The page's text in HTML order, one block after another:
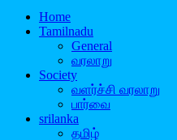
Home
Tamilnadu
General
வரலாறு
Society
வளர்ச்சி வரலாறு
பார்வை
srilanka
தமிழ்